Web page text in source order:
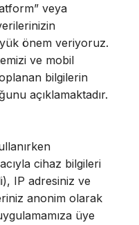
veya
önem veriyoruz.
ve mobil
bilgilerin
açıklamaktadır.
cihaz bilgileri
IP adresiniz ve
anonim olarak
üye